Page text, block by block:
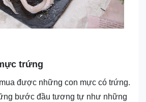
trứng
được những con mực có trứng.
bước đầu tương tự như những